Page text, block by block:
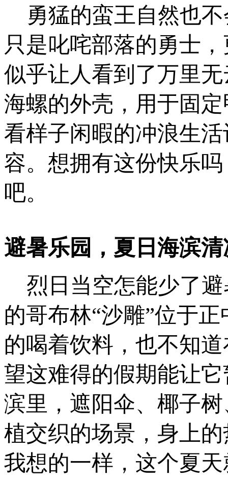
勇猛的蛮王自然也不
只是叱咤部落的勇士
似乎让人看到了万里
海螺的外壳，用于固
看样子闲暇的冲浪生
容。想拥有这份快乐
吧。
避暑乐园，夏日海滨
烈日当空怎能少了避
的哥布林“沙雕”位于
的喝着饮料，也不知
望这难得的假期能让
滨里，遮阳伞、椰子
植交织的场景，身上
我想的一样，这个夏